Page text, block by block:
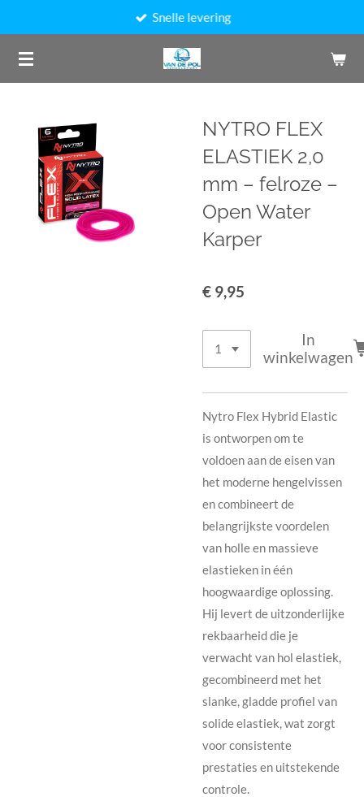
naar
de
Snelle levering
NYTRO FLEX
ELASTIEK 2,0
mm – felroze –
Open Water
Karper
€ 9,95
In
winkelwagen
Nytro Flex Hybrid Elastic
is ontworpen om te
voldoen aan de eisen van
het moderne hengelvissen
en combineert de
belangrijkste voordelen
van holle en massieve
elastieken in één
hoogwaardige oplossing.
Hij levert de uitzonderlijke
rekbaarheid die je
verwacht van hol elastiek,
gecombineerd met het
slanke, gladde profiel van
solide elastiek, wat zorgt
voor consistente
prestaties en uitstekende
controle.